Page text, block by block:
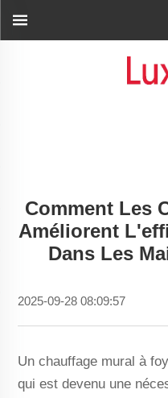
Comment Les
Améliorent
Dans Les
2025-09-28 08:09:57
Un chauffage mural à
qui est devenu une